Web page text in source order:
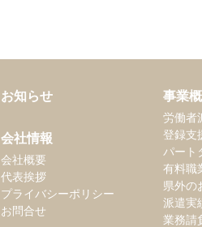
お知らせ
会社情報
会社概要
代表挨拶
プライバシーポリシー
お問合せ
事業
労働者
登録支
パート
有料職
県外の
派遣実
業務請